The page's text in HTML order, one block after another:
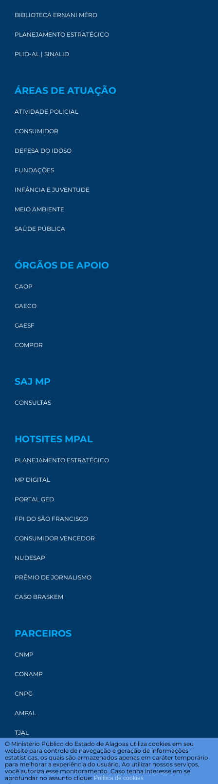
BIBLIOTECA ERNANI MÉRO
PLANEJAMENTO ESTRATÉGICO
PLID-AL | SINALID
ÁREAS DE ATUAÇÃO
ATIVIDADE POLICIAL
CONSUMIDOR
DEFESA DO IDOSO
FUNDAÇÕES
INFÂNCIA E JUVENTUDE
MEIO AMBIENTE
SAÚDE PÚBLICA
ÓRGÃOS DE APOIO
CAOP
GAECO
GAESF
COMPOR
SAJ MP
CONSULTAS
HOTSITES MPAL
PLANEJAMENTO ESTRATÉGICO
MP DIGITAL
PORTAL GED
FPI DO SÃO FRANCISCO
CONSUMIDOR VENCEDOR
NUDESAP
PRÊMIO DE JORNALISMO
CASO BRASKEM
PARCEIROS
CNMP
CONAMP
CNPG
AMPAL
TJAL
O Ministério Público do Estado de Alagoas utiliza cookies em seu
website para controle de navegação e geração de informações
estatísticas, os quais são armazenados apenas em caráter temporário
para melhorar a experiência do usuário. Ao utilizar nossos serviços,
você autoriza esse monitoramento. Caso tenha interesse em se
aprofundar no assunto clique: Política de cookies